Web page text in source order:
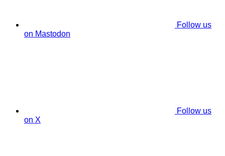
Follow us
on Mastodon
Follow us
on X